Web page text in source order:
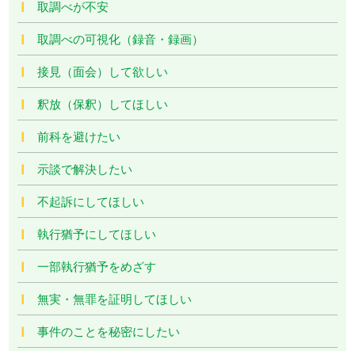
取調べが不安
取調べの可視化（録音・録画）
接見（面会）して欲しい
釈放（保釈）してほしい
前科を避けたい
示談で解決したい
不起訴にしてほしい
執行猶予にしてほしい
一部執行猶予をめざす
無実・無罪を証明してほしい
事件のことを秘密にしたい